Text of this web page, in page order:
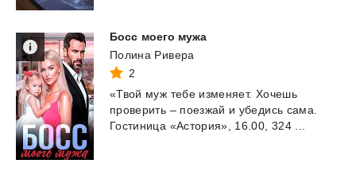
Босс моего мужа
Полина Ривера
2
«Твой муж тебе изменяет. Хочешь
проверить – поезжай и убедись сама.
Гостиница «Астория», 16.00, 324 ...